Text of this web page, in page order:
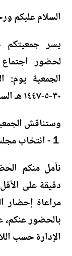
السلام عليكم
يسر جمعيتكم
لحضور اجتماع
٣٠-٥-١٤٤٧ هـ الساعة: ٥ مساءً
وستناقش
１- انتخاب مجلس الإدارة الجديد في دورته الثانية
دقيقة على
مراعاة إحضار
بالحضور
الإدارة حسب